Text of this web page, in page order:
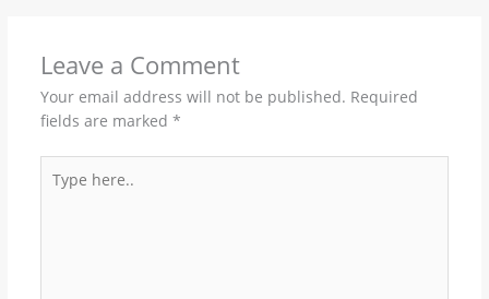
Leave a Comment
Your email address will not be published. Required
fields are marked *
here..